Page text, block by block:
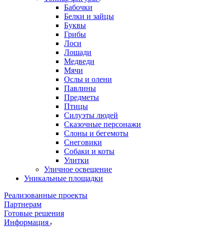
Бабочки
Белки и зайцы
Буквы
Грибы
Лоси
Лошади
Медведи
Мячи
Ослы и олени
Павлины
Предметы
Птицы
Силуэты людей
Сказочные персонажи
Слоны и бегемоты
Снеговики
Собаки и коты
Улитки
Уличное освещение
Уникальные площадки
Реализованные проекты
Партнерам
Готовые решения
Информация